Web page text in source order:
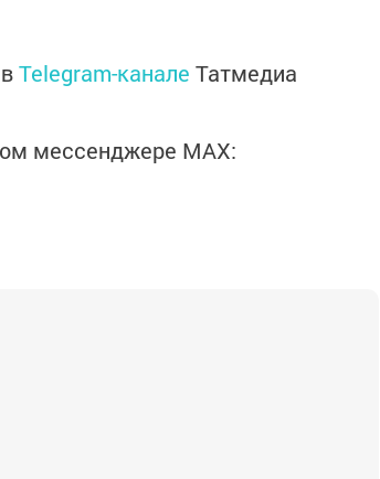
Telegram-канале Татмедиа
мессенджере MАХ: